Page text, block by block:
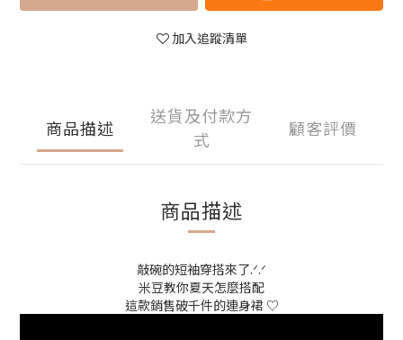
加入追蹤清單
商品描述
送貨及付款方
式
顧客評價
商品描述
敲碗的短袖穿搭來了.ᐟ.ᐟ
米豆教你夏天怎麼搭配
這款銷售破千件的連身裙 ♡